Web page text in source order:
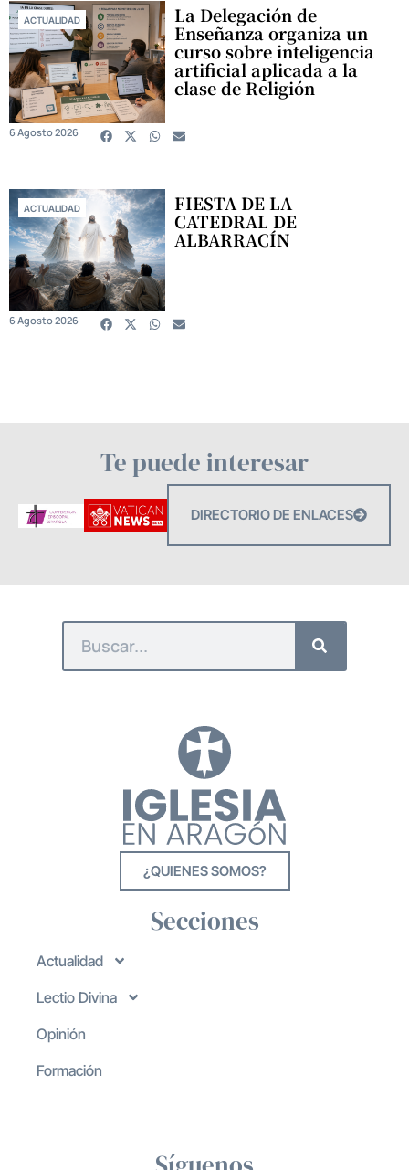
ACTUALIDAD La Delegación de
Enseñanza organiza un
curso sobre inteligencia
artificial aplicada a la
clase de Religión
6 Agosto 2026
ACTUALIDAD FIESTA DE LA
CATEDRAL DE
ALBARRACÍN
6 Agosto 2026
Te puede interesar
DIRECTORIO DE ENLACES
¿QUIENES SOMOS?
Secciones
Actualidad
Lectio Divina
Opinión
Formación